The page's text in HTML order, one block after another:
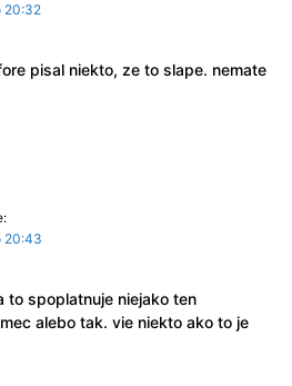
20:32
pisal niekto, ze to slape. nemate
20:43
to spoplatnuje niejako ten
alebo tak. vie niekto ako to je